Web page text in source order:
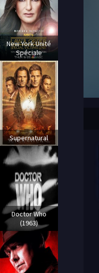
New York Unité
Spéciale
Supernatural
Doctor Who
(1963)